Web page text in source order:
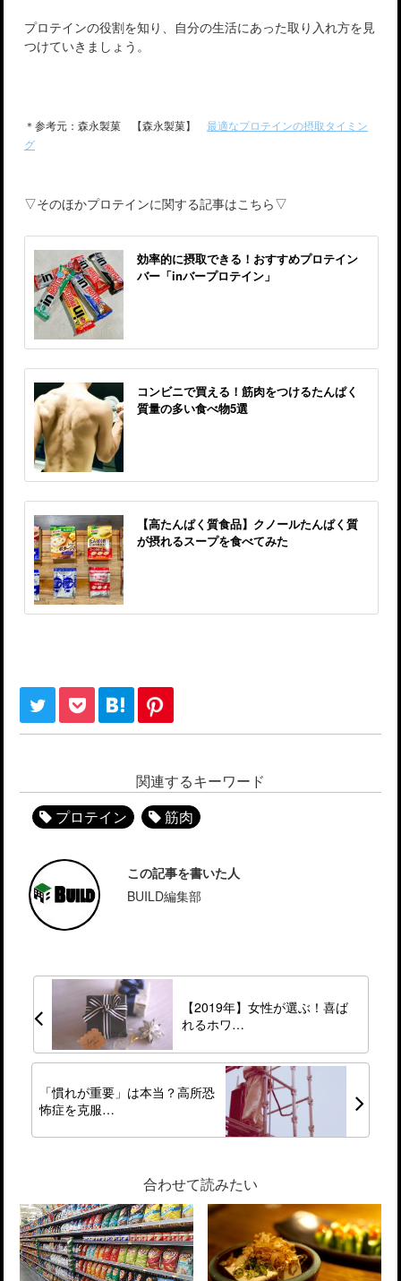
プロテインの役割を知り、自分の生活にあった取り入れ方を見
つけていきましょう。
＊参考元：森永製菓 【森永製菓】最適なプロテインの摂取タイミン
グ
▽そのほかプロテインに関する記事はこちら▽
効率的に摂取できる！おすすめプロテイン
バー「inバープロテイン」
コンビニで買える！筋肉をつけるたんぱく
質量の多い食べ物5選
【高たんぱく質食品】クノールたんぱく質
が摂れるスープを食べてみた
関連するキーワード
プロテイン
筋肉
この記事を書いた人
BUILD編集部
【2019年】女性が選ぶ！喜ば
れるホワ…
「慣れが重要」は本当？高所恐
怖症を克服…
合わせて読みたい